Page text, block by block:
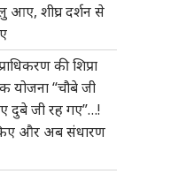
आए, शीघ्र दर्शन से
की शिप्रा
योजना “चौबे जी
दुबे जी रह गए”…!
और अब संधारण